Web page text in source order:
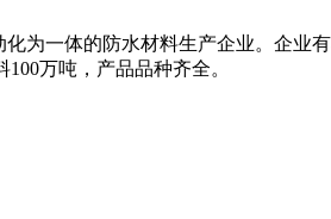
为一体的防水材料生产企业。企业
万吨，产品品种齐全。